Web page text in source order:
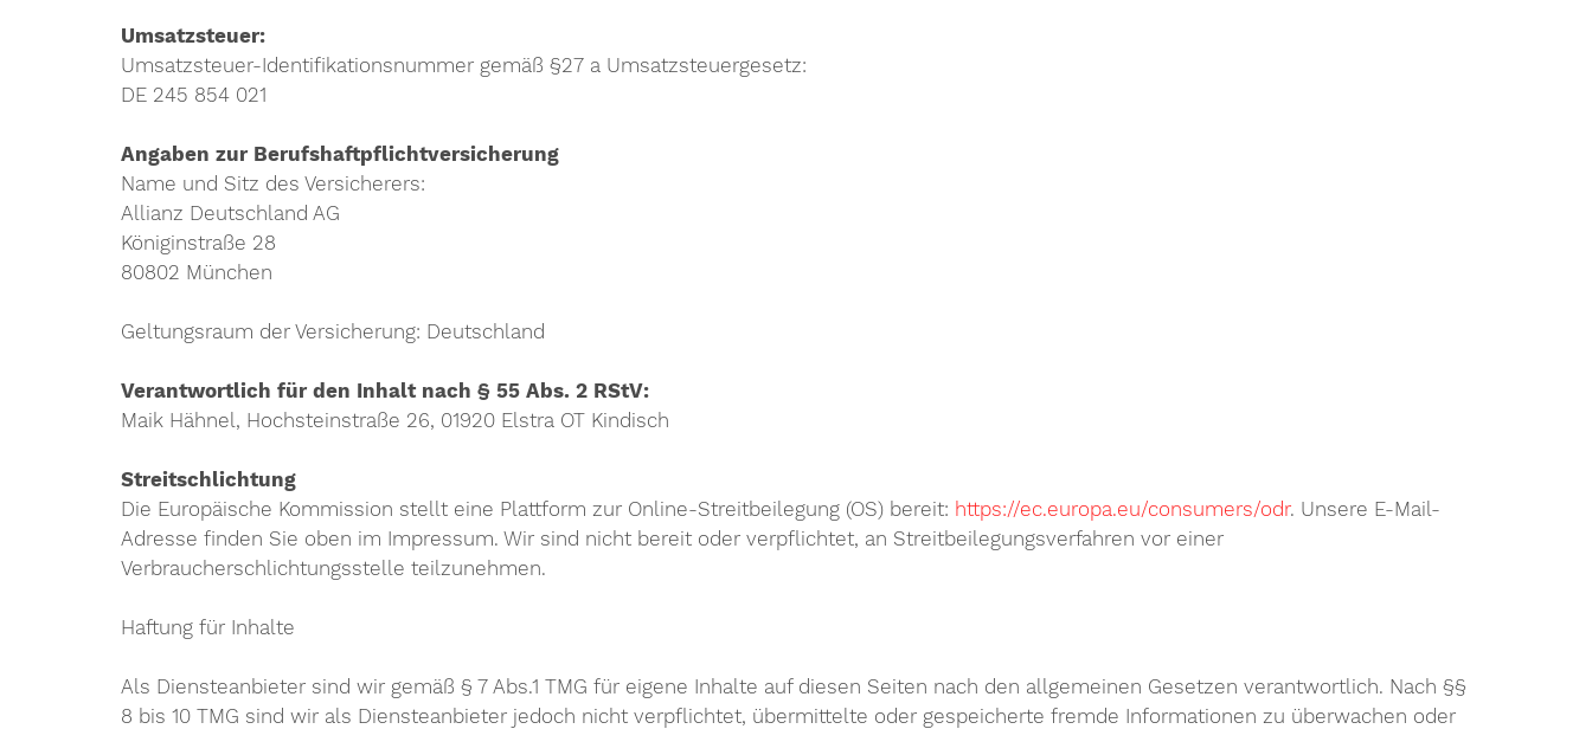
Umsatzsteuer:
Umsatzsteuer-Identifikationsnummer gemäß §27 a Umsatzsteuergesetz:
DE 245 854 021
Angaben zur Berufshaftpflichtversicherung
Name und Sitz des Versicherers:
Allianz Deutschland AG
Königinstraße 28
80802 München
Geltungsraum der Versicherung: Deutschland
Verantwortlich für den Inhalt nach § 55 Abs. 2 RStV:
Maik Hähnel, Hochsteinstraße 26, 01920 Elstra OT Kindisch
Streitschlichtung
Die Europäische Kommission stellt eine Plattform zur Online-Streitbeilegung (OS) bereit: https://ec.europa.eu/consumers/odr. Unsere E-Mail-
Adresse finden Sie oben im Impressum. Wir sind nicht bereit oder verpflichtet, an Streitbeilegungsverfahren vor einer
Verbraucherschlichtungsstelle teilzunehmen.
Haftung für Inhalte
Als Diensteanbieter sind wir gemäß § 7 Abs.1 TMG für eigene Inhalte auf diesen Seiten nach den allgemeinen Gesetzen verantwortlich. Nach §§
8 bis 10 TMG sind wir als Diensteanbieter jedoch nicht verpflichtet, übermittelte oder gespeicherte fremde Informationen zu überwachen oder